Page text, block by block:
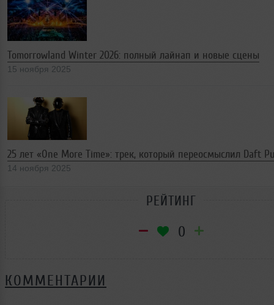
Tomorrowland Winter 2026: полный лайнап и новые сцены
15 ноября 2025
25 лет «One More Time»: трек, который переосмыслил Daft
14 ноября 2025
РЕЙТИНГ
0
КОММЕНТАРИИ